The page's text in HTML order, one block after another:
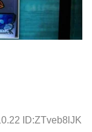
ID:ZTveb8lJK